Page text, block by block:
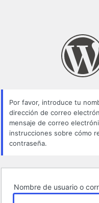
Por favor, introduce tu
dirección de correo
mensaje de correo
instrucciones sobre cómo
contraseña.
Nombre de usuario o